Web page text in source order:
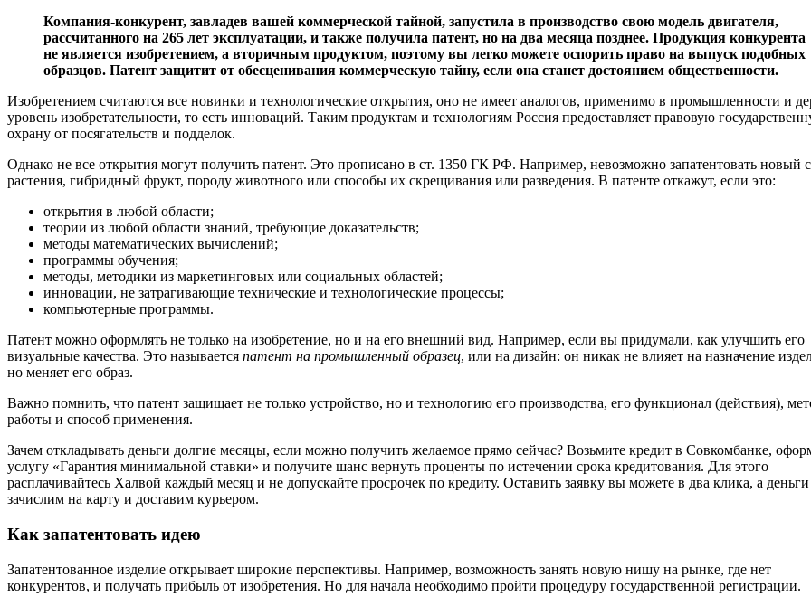
Компания-конкурент, завладев вашей коммерческой тайной, запустила в производство свою модель двигателя,
рассчитанного на 265 лет эксплуатации, и также получила патент, но на два месяца позднее. Продукция конкурента
не является изобретением, а вторичным продуктом, поэтому вы легко можете оспорить право на выпуск подобных
образцов. Патент защитит от обесценивания коммерческую тайну, если она станет достоянием общественности.
Изобретением считаются все новинки и технологические открытия, оно не имеет аналогов, применимо в промышленности и
уровень изобретательности, то есть инноваций. Таким продуктам и технологиям Россия предоставляет правовую
охрану от посягательств и подделок.
Однако не все открытия могут получить патент. Это прописано в ст. 1350 ГК РФ. Например, невозможно запатентовать новый
растения, гибридный фрукт, породу животного или способы их скрещивания или разведения. В патенте откажут, если это:
открытия в любой области;
теории из любой области знаний, требующие доказательств;
методы математических вычислений;
программы обучения;
методы, методики из маркетинговых или социальных областей;
инновации, не затрагивающие технические и технологические процессы;
компьютерные программы.
Патент можно оформлять не только на изобретение, но и на его внешний вид. Например, если вы придумали, как улучшить его
визуальные качества. Это называется патент на промышленный образец, или на дизайн: он никак не влияет на назначение
но меняет его образ.
Важно помнить, что патент защищает не только устройство, но и технологию его производства, его функционал (действия),
работы и способ применения.
Зачем откладывать деньги долгие месяцы, если можно получить желаемое прямо сейчас? Возьмите кредит в Совкомбанке,
услугу «Гарантия минимальной ставки» и получите шанс вернуть проценты по истечении срока кредитования. Для этого
расплачивайтесь Халвой каждый месяц и не допускайте просрочек по кредиту. Оставить заявку вы можете в два клика, а
зачислим на карту и доставим курьером.
Как запатентовать идею
Запатентованное изделие открывает широкие перспективы. Например, возможность занять новую нишу на рынке, где нет
конкурентов, и получать прибыль от изобретения. Но для начала необходимо пройти процедуру государственной регистрации.